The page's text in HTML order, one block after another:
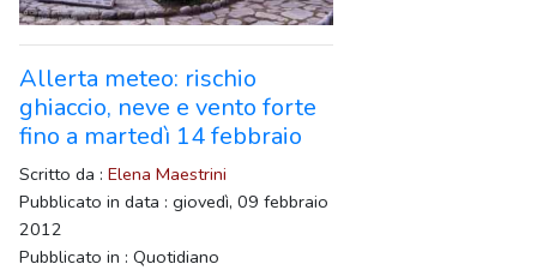
Allerta meteo: rischio
ghiaccio, neve e vento forte
fino a martedì 14 febbraio
Scritto da : Elena Maestrini
Pubblicato in data : giovedì, 09 febbraio
2012
Pubblicato in : Quotidiano